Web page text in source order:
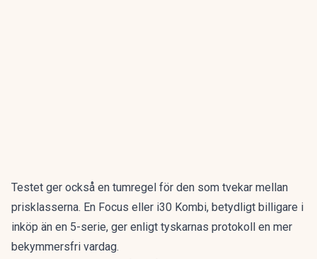
Testet ger också en tumregel för den som tvekar mellan
prisklasserna. En Focus eller i30 Kombi, betydligt billigare i
inköp än en 5-serie, ger enligt tyskarnas protokoll en mer
bekymmersfri vardag.